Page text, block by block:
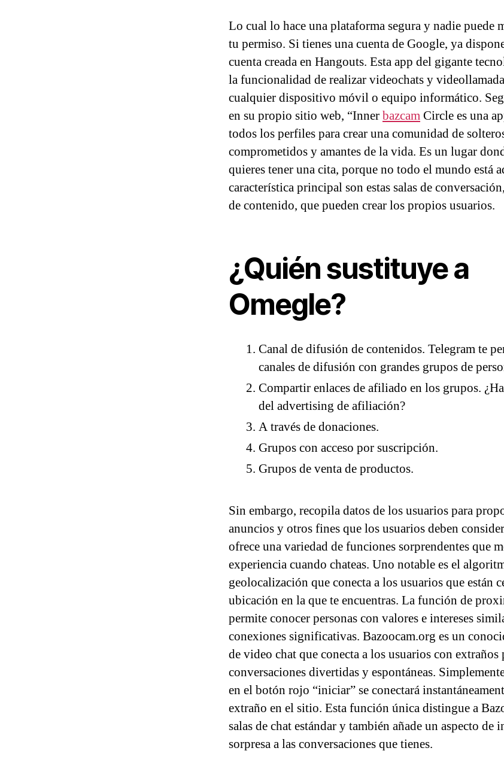
Lo cual lo hace una plataforma segura y nadie puede
tu permiso. Si tienes una cuenta de Google, ya
cuenta creada en Hangouts. Esta app del gigante
la funcionalidad de realizar videochats y
cualquier dispositivo móvil o equipo informático.
en su propio sitio web, “InnerbazcamCircle es una
todos los perfiles para crear una comunidad de
comprometidos y amantes de la vida. Es un lugar
quieres tener una cita, porque no todo el mundo está
característica principal son estas salas de
de contenido, que pueden crear los propios usuarios.
¿Quién sustituye a
Omegle?
Canal de difusión de contenidos. Telegram te
canales de difusión con grandes grupos de
Compartir enlaces de afiliado en los grupos.
del advertising de afiliación?
A través de donaciones.
Grupos con acceso por suscripción.
Grupos de venta de productos.
Sin embargo, recopila datos de los usuarios para
anuncios y otros fines que los usuarios deben
ofrece una variedad de funciones sorprendentes que
experiencia cuando chateas. Uno notable es el
geolocalización que conecta a los usuarios que están
ubicación en la que te encuentras. La función de
permite conocer personas con valores e intereses
conexiones significativas. Bazoocam.org es un
de video chat que conecta a los usuarios con extraños
conversaciones divertidas y espontáneas.
en el botón rojo “iniciar” se conectará
extraño en el sitio. Esta función única distingue a
salas de chat estándar y también añade un aspecto de
sorpresa a las conversaciones que tienes.